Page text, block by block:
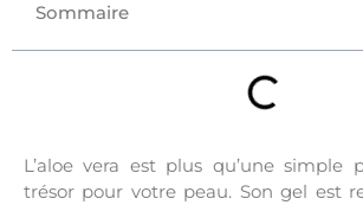
Sommaire
L’aloe vera est plus qu’une simple
trésor pour votre peau. Son gel est